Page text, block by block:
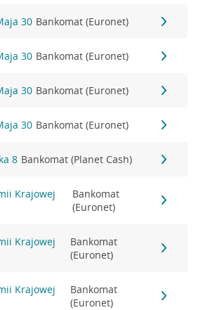
30 Bankomat (Euronet)
30 Bankomat (Euronet)
30 Bankomat (Euronet)
30 Bankomat (Euronet)
8 Bankomat (Planet Cash)
Krajowej
Bankomat
(Euronet)
Krajowej
Bankomat
(Euronet)
Krajowej
Bankomat
(Euronet)